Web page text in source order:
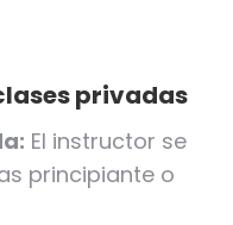
privadas
El instructor se
principiante o